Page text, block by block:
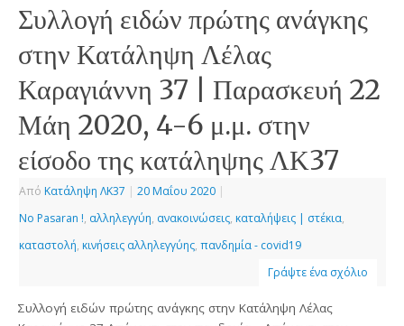
Συλλογή ειδών πρώτης ανάγκης
στην Κατάληψη Λέλας
Καραγιάννη 37 | Παρασκευή 22
Μάη 2020, 4-6 μ.μ. στην
είσοδο της κατάληψης ΛΚ37
Από Κατάληψη ΛΚ37 | 20 Μαΐου 2020 |
No Pasaran !, αλληλεγγύη, ανακοινώσεις, καταλήψεις | στέκια,
καταστολή, κινήσεις αλληλεγγύης,πανδημία - covid19
Γράψτε ένα σχόλιο
Συλλογή ειδών πρώτης ανάγκης στην Κατάληψη Λέλας